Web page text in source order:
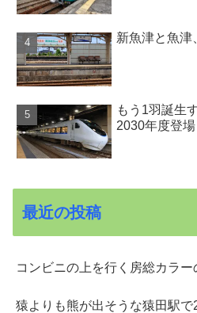
新魚津と魚津
もう1羽誕生
2030年度登場
最近の投稿
コンビニの上を行く房総カラー
猿よりも熊が出そうな猿田駅で